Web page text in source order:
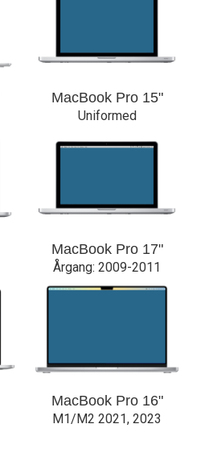
MacBook Pro 15"
Uniformed
MacBook Pro 17"
Årgang: 2009-2011
MacBook Pro 16"
M1/M2 2021, 2023